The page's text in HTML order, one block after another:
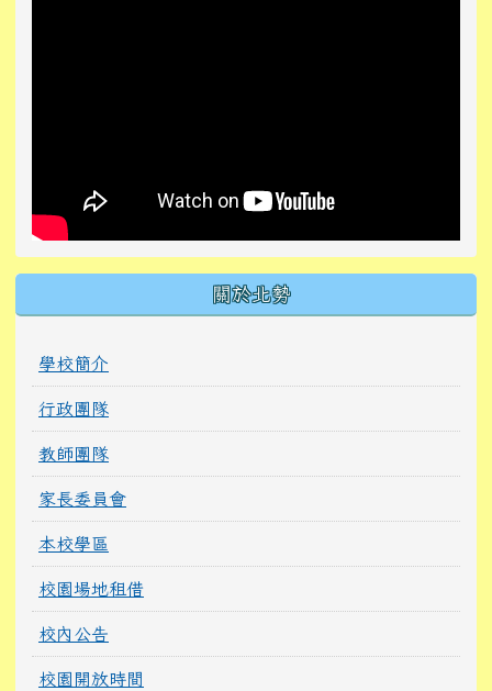
關於北勢
學校簡介
行政團隊
教師團隊
家長委員會
本校學區
校園場地租借
校內公告
校園開放時間